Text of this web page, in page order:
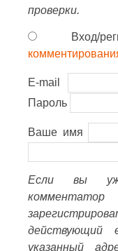
проверки.
Вход/
E-mail
Пароль
Ваше имя
Если вы уже
действующий
указанный